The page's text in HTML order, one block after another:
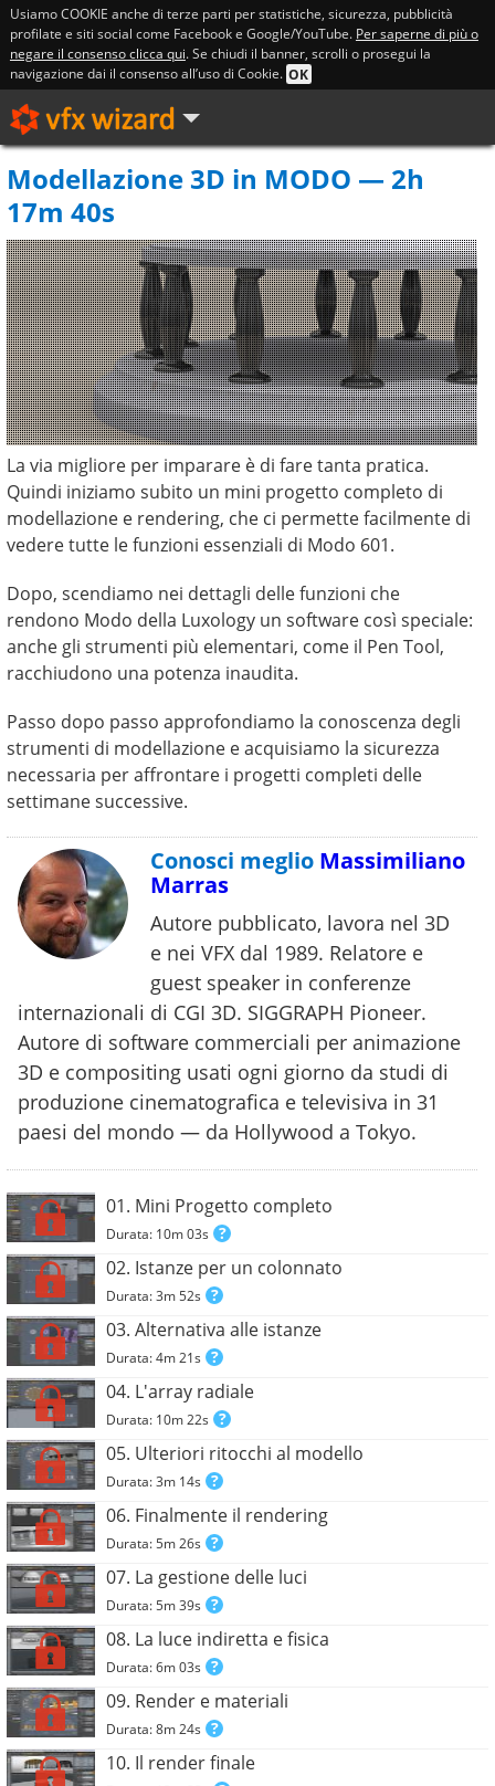
Usiamo COOKIE anche di terze parti per statistiche, sicurezza, pubblicità
profilate e siti social come Facebook e Google/YouTube. Per saperne di più o
negare il consenso clicca qui. Se chiudi il banner, scrolli o prosegui la
navigazione dai il consenso all’uso di Cookie. OK
Modellazione 3D in MODO — 2h
17m 40s
La via migliore per imparare è di fare tanta pratica.
Quindi iniziamo subito un mini progetto completo di
modellazione e rendering, che ci permette facilmente di
vedere tutte le funzioni essenziali di Modo 601.
Dopo, scendiamo nei dettagli delle funzioni che
rendono Modo della Luxology un software così speciale:
anche gli strumenti più elementari, come il Pen Tool,
racchiudono una potenza inaudita.
Passo dopo passo approfondiamo la conoscenza degli
strumenti di modellazione e acquisiamo la sicurezza
necessaria per affrontare i progetti completi delle
settimane successive.
Conosci meglio Massimiliano
Marras
Autore pubblicato, lavora nel 3D
e nei VFX dal 1989. Relatore e
guest speaker in conferenze
internazionali di CGI 3D. SIGGRAPH Pioneer.
Autore di software commerciali per animazione
3D e compositing usati ogni giorno da studi di
produzione cinematografica e televisiva in 31
paesi del mondo — da Hollywood a Tokyo.
01. Mini Progetto completo
Durata: 10m 03s
02. Istanze per un colonnato
Durata: 3m 52s
03. Alternativa alle istanze
Durata: 4m 21s
04. L'array radiale
Durata: 10m 22s
05. Ulteriori ritocchi al modello
Durata: 3m 14s
06. Finalmente il rendering
Durata: 5m 26s
07. La gestione delle luci
Durata: 5m 39s
08. La luce indiretta e fisica
Durata: 6m 03s
09. Render e materiali
Durata: 8m 24s
10. Il render finale